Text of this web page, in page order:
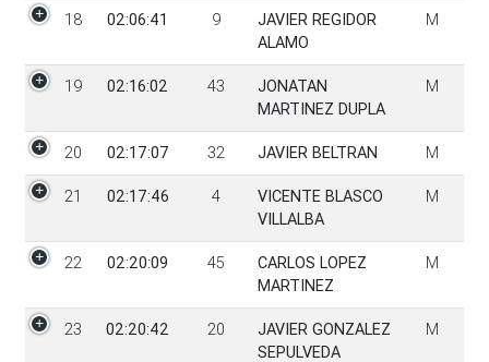
18 02:06:41 9
JAVIER REGIDOR
ALAMO
M
19 02:16:02 43
JONATAN
MARTINEZ DUPLA
M
20 02:17:07 32 JAVIER BELTRAN M
21 02:17:46 4
VICENTE BLASCO
VILLALBA
M
22 02:20:09 45
CARLOS LOPEZ
MARTINEZ
M
23 02:20:42 20
JAVIER GONZALEZ
SEPULVEDA
M